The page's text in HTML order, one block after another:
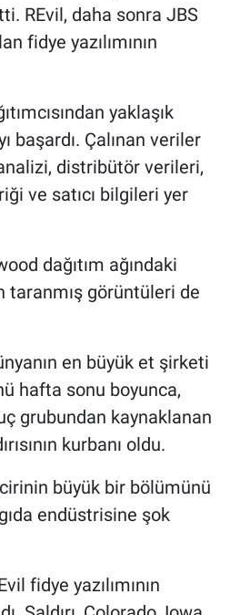
REvil, daha sonra JBS
fidye yazılımının
yaklaşık
başardı. Çalınan veriler
distribütör verileri,
ve satıcı bilgileri yer
dağıtım ağındaki
görüntüleri de
en büyük et şirketi
hafta sonu boyunca,
grubundan kaynaklanan
kurbanı oldu.
büyük bir bölümünü
endüstrisine şok
fidye yazılımının